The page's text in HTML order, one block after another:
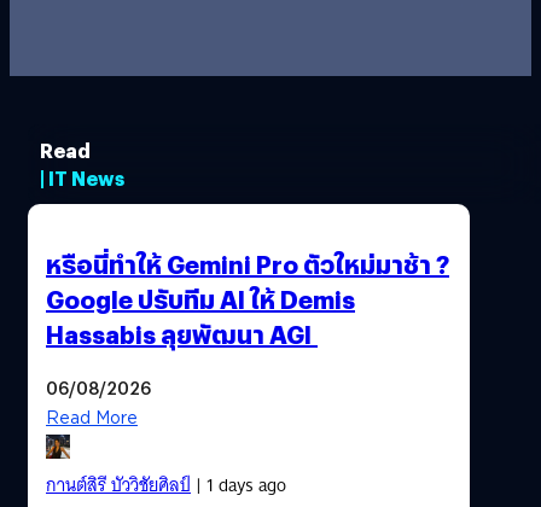
Read
| IT News
หรือนี่ทำให้ Gemini Pro ตัวใหม่มาช้า ?
Google ปรับทีม AI ให้ Demis
Hassabis ลุยพัฒนา AGI
06/08/2026
Read More
กานต์สิรี บัววิชัยศิลป์| 1 days ago